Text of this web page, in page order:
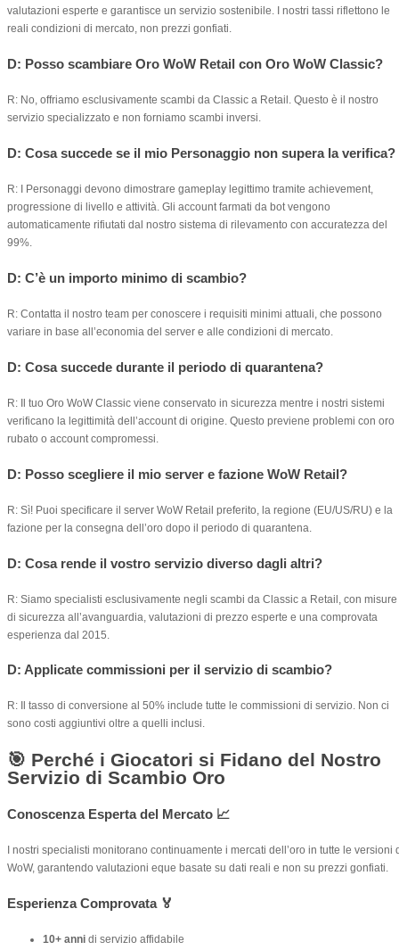
valutazioni esperte e garantisce un servizio sostenibile. I nostri tassi riflettono le
reali condizioni di mercato, non prezzi gonfiati.
D: Posso scambiare Oro WoW Retail con Oro WoW Classic?
R: No, offriamo esclusivamente scambi da Classic a Retail. Questo è il nostro
servizio specializzato e non forniamo scambi inversi.
D: Cosa succede se il mio Personaggio non supera la verifica?
R: I Personaggi devono dimostrare gameplay legittimo tramite achievement,
progressione di livello e attività. Gli account farmati da bot vengono
automaticamente rifiutati dal nostro sistema di rilevamento con accuratezza del
99%.
D: C’è un importo minimo di scambio?
R: Contatta il nostro team per conoscere i requisiti minimi attuali, che possono
variare in base all’economia del server e alle condizioni di mercato.
D: Cosa succede durante il periodo di quarantena?
R: Il tuo Oro WoW Classic viene conservato in sicurezza mentre i nostri sistemi
verificano la legittimità dell’account di origine. Questo previene problemi con oro
rubato o account compromessi.
D: Posso scegliere il mio server e fazione WoW Retail?
R: Sì! Puoi specificare il server WoW Retail preferito, la regione (EU/US/RU) e la
fazione per la consegna dell’oro dopo il periodo di quarantena.
D: Cosa rende il vostro servizio diverso dagli altri?
R: Siamo specialisti esclusivamente negli scambi da Classic a Retail, con misure
di sicurezza all’avanguardia, valutazioni di prezzo esperte e una comprovata
esperienza dal 2015.
D: Applicate commissioni per il servizio di scambio?
R: Il tasso di conversione al 50% include tutte le commissioni di servizio. Non ci
sono costi aggiuntivi oltre a quelli inclusi.
🎯 Perché i Giocatori si Fidano del Nostro
Servizio di Scambio Oro
Conoscenza Esperta del Mercato 📈
I nostri specialisti monitorano continuamente i mercati dell’oro in tutte le versioni
WoW, garantendo valutazioni eque basate su dati reali e non su prezzi gonfiati.
Esperienza Comprovata 🏅
10+ anni di servizio affidabile